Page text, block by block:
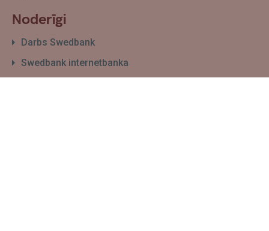
Noderīgi
Darbs Swedbank
Swedbank internetbanka